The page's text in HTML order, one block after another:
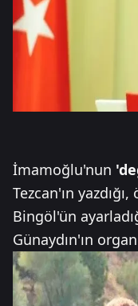
İmamoğlu'nun
Tezcan'ın
Bingöl'ün
Günaydın'ın